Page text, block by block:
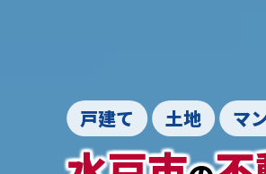
戸建て 土地 マ